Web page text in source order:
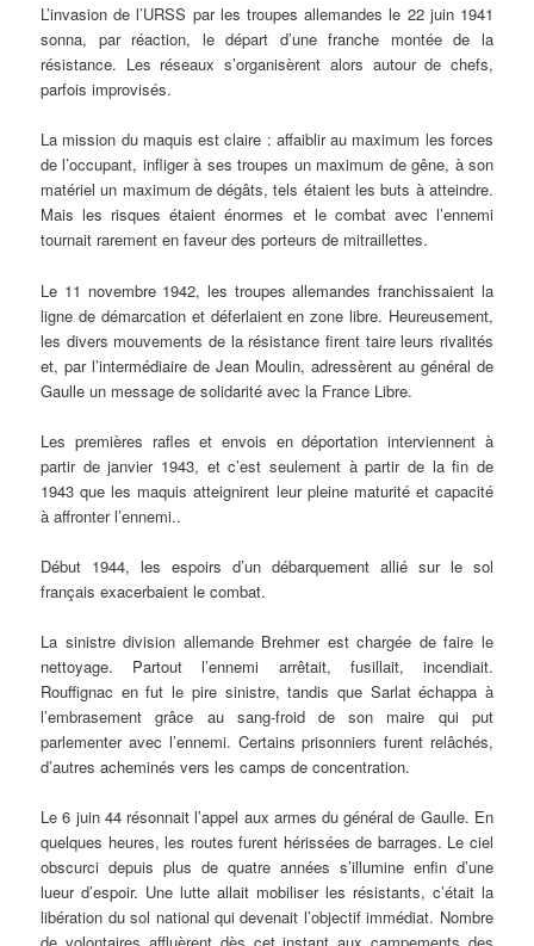
L’invasion de l’URSS par les troupes allemandes le 22 juin 1941
sonna, par réaction, le départ d’une franche montée de la
résistance. Les réseaux s’organisèrent alors autour de chefs,
parfois improvisés.
La mission du maquis est claire : affaiblir au maximum les forces
de l’occupant, infliger à ses troupes un maximum de gêne, à son
matériel un maximum de dégâts, tels étaient les buts à atteindre.
Mais les risques étaient énormes et le combat avec l’ennemi
tournait rarement en faveur des porteurs de mitraillettes.
Le 11 novembre 1942, les troupes allemandes franchissaient la
ligne de démarcation et déferlaient en zone libre. Heureusement,
les divers mouvements de la résistance firent taire leurs rivalités
et, par l’intermédiaire de Jean Moulin, adressèrent au général de
Gaulle un message de solidarité avec la France Libre.
Les premières rafles et envois en déportation interviennent à
partir de janvier 1943, et c’est seulement à partir de la fin de
1943 que les maquis atteignirent leur pleine maturité et capacité
à affronter l’ennemi..
Début 1944, les espoirs d’un débarquement allié sur le sol
français exacerbaient le combat.
La sinistre division allemande Brehmer est chargée de faire le
nettoyage. Partout l’ennemi arrêtait, fusillait, incendiait.
Rouffignac en fut le pire sinistre, tandis que Sarlat échappa à
l’embrasement grâce au sang-froid de son maire qui put
parlementer avec l’ennemi. Certains prisonniers furent relâchés,
d’autres acheminés vers les camps de concentration.
Le 6 juin 44 résonnait l’appel aux armes du général de Gaulle. En
quelques heures, les routes furent hérissées de barrages. Le ciel
obscurci depuis plus de quatre années s’illumine enfin d’une
lueur d’espoir. Une lutte allait mobiliser les résistants, c’était la
libération du sol national qui devenait l’objectif immédiat. Nombre